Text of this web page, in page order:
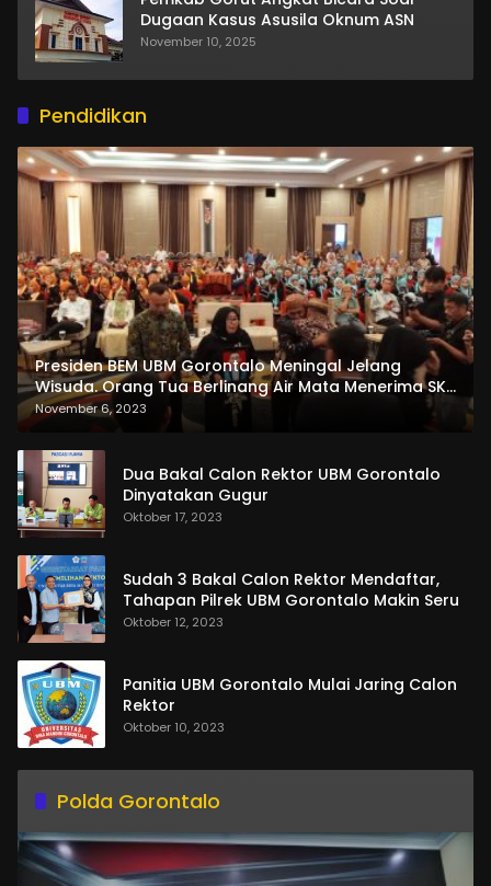
Dugaan Kasus Asusila Oknum ASN
November 10, 2025
Pendidikan
Presiden BEM UBM Gorontalo Meningal Jelang
Wisuda. Orang Tua Berlinang Air Mata Menerima SKL
dan Pemasangan Salempang
November 6, 2023
Dua Bakal Calon Rektor UBM Gorontalo
Dinyatakan Gugur
Oktober 17, 2023
Sudah 3 Bakal Calon Rektor Mendaftar,
Tahapan Pilrek UBM Gorontalo Makin Seru
Oktober 12, 2023
Panitia UBM Gorontalo Mulai Jaring Calon
Rektor
Oktober 10, 2023
Polda Gorontalo